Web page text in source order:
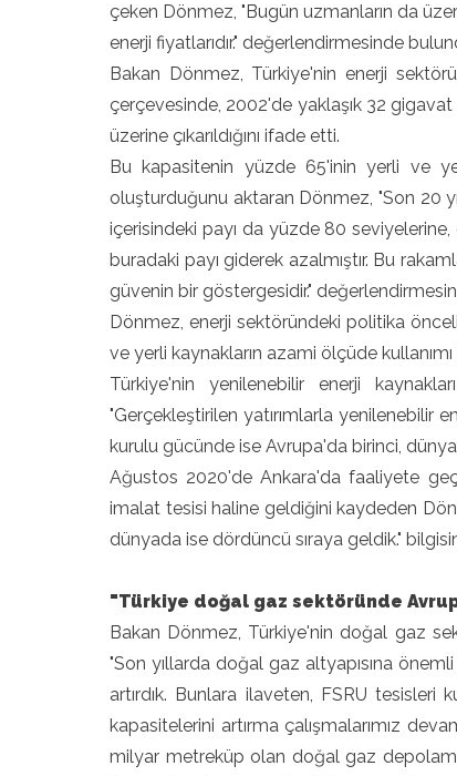
çeken Dönmez, "Bugün uzmanların da
enerji fiyatlarıdır." değerlendirmesinde
Bakan Dönmez, Türkiye'nin enerji
çerçevesinde, 2002'de yaklaşık 32
üzerine çıkarıldığını ifade etti.
Bu kapasitenin yüzde 65'inin yerli ve
oluşturduğunu aktaran Dönmez, "Son 20
içerisindeki payı da yüzde 80
buradaki payı giderek azalmıştır. Bu
güvenin bir göstergesidir."
Dönmez, enerji sektöründeki politika
ve yerli kaynakların azami ölçüde
Türkiye'nin yenilenebilir enerji
"Gerçekleştirilen yatırımlarla yenilenebilir
kurulu gücünde ise Avrupa'da birinci,
Ağustos 2020'de Ankara'da faaliyete
imalat tesisi haline geldiğini kaydeden
dünyada ise dördüncü sıraya geldik."
"Türkiye doğal gaz sektöründe
Bakan Dönmez, Türkiye'nin doğal gaz
"Son yıllarda doğal gaz altyapısına
artırdık. Bunlara ilaveten, FSRU
kapasitelerini artırma çalışmalarımız
milyar metreküp olan doğal gaz depolama